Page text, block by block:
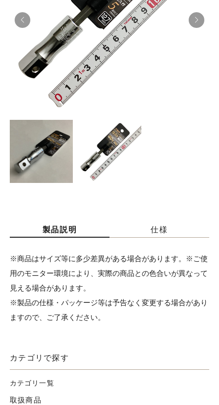
お問い合わせはこちら
製品説明 仕様
※商品はサイズ等に多少差異がある場合があります。※ご使
用のモニター環境により、実際の商品との色合いが異なって
見える場合があります。
※製品の仕様・パッケージ等は予告なく変更する場合があり
ますので、ご了承ください。
カテゴリで探す
カテゴリ一覧
取扱商品